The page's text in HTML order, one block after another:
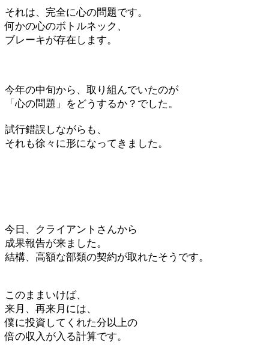
それは、完全に心の問題です。
何かの心のボトルネック、
ブレーキが存在します。
今年の中旬から、取り組んでいたのが
「心の問題」をどうするか？でした。
試行錯誤しながらも、
それも徐々に形になってきました。
今日、クライアントさんから
成果報告が来ました。
結構、高額な部類の契約が取れたそうです。
このままいけば、
来月、再来月には、
僕に投資してくれた分以上の
倍の収入が入る計算です。